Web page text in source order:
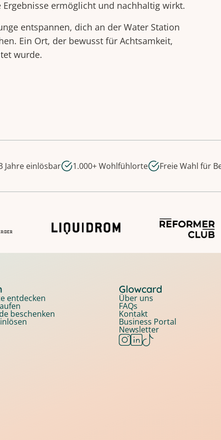
ermöglicht und nachhaltig wirkt.
entspannen, dich an der Water Station
Ein Ort, der bewusst für Achtsamkeit,
wurde.
Jahre einlösbar 1.000+ Wohlfühlorte Freie Wahl für
entdecken
beschenken
Glowcard
Über uns
FAQs
Kontakt
Business Portal
Newsletter